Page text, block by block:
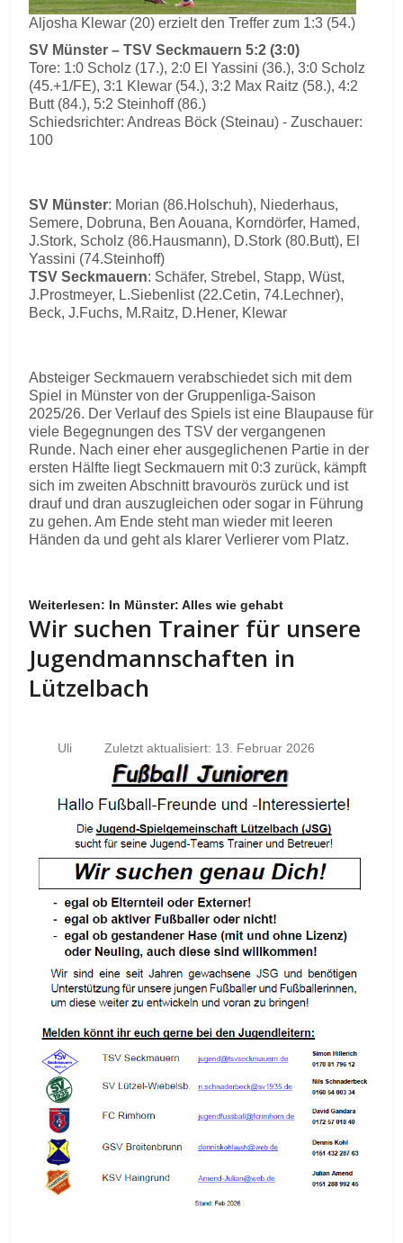
Aljosha Klewar (20) erzielt den Treffer zum 1:3 (54.)
SV Münster – TSV Seckmauern 5:2 (3:0)
Tore: 1:0 Scholz (17.), 2:0 El Yassini (36.), 3:0 Scholz
(45.+1/FE), 3:1 Klewar (54.), 3:2 Max Raitz (58.), 4:2
Butt (84.), 5:2 Steinhoff (86.)
Schiedsrichter: Andreas Böck (Steinau) - Zuschauer:
100
SV Münster: Morian (86.Holschuh), Niederhaus,
Semere, Dobruna, Ben Aouana, Korndörfer, Hamed,
J.Stork, Scholz (86.Hausmann), D.Stork (80.Butt), El
Yassini (74.Steinhoff)
TSV Seckmauern: Schäfer, Strebel, Stapp, Wüst,
J.Prostmeyer, L.Siebenlist (22.Cetin, 74.Lechner),
Beck, J.Fuchs, M.Raitz, D.Hener, Klewar
Absteiger Seckmauern verabschiedet sich mit dem
Spiel in Münster von der Gruppenliga-Saison
2025/26. Der Verlauf des Spiels ist eine Blaupause für
viele Begegnungen des TSV der vergangenen
Runde. Nach einer eher ausgeglichenen Partie in der
ersten Hälfte liegt Seckmauern mit 0:3 zurück, kämpft
sich im zweiten Abschnitt bravourös zurück und ist
drauf und dran auszugleichen oder sogar in Führung
zu gehen. Am Ende steht man wieder mit leeren
Händen da und geht als klarer Verlierer vom Platz.
Weiterlesen: In Münster: Alles wie gehabt
Wir suchen Trainer für unsere
Jugendmannschaften in
Lützelbach
Uli Zuletzt aktualisiert: 13. Februar 2026